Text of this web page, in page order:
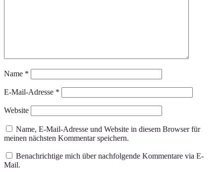
Name *
E-Mail-Adresse *
Website
Name, E-Mail-Adresse und Website in diesem Browser für
meinen nächsten Kommentar speichern.
Benachrichtige mich über nachfolgende Kommentare via E-
Mail.